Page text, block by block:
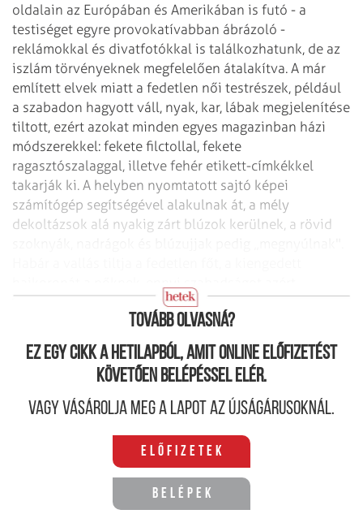
oldalain az Európában és Ame­rikában is futó - a
testiséget egyre provo­katívabban ábrázoló -
reklámokkal és divat­fotókkal is találkozhatunk, de az
iszlám törvényeknek megfelelően átalakítva. A már
említett elvek miatt a fedetlen női testrészek, például
a szabadon hagyott váll, nyak, kar, lábak megjelenítése
tiltott, ezért azokat minden egyes magazinban házi
módszerekkel: fekete filctollal, fekete
ragasztószalaggal, illetve fehér etikett-címkékkel
takarják ki. A helyben nyomtatott sajtó képei
számítógép segítségével alakulnak át, a mély
dekoltázsok alá nyakig zárt blúzok kerülnek, a rövid
megengednek a Nyugatnak a magazinok oldalain.
Tovább olvasná?
Ez egy cikk a hetilapból, amit online előfizetést
követően belépéssel elér.
Vagy vásárolja meg a lapot az újságárusoknál.
Előfizetek
Belépek